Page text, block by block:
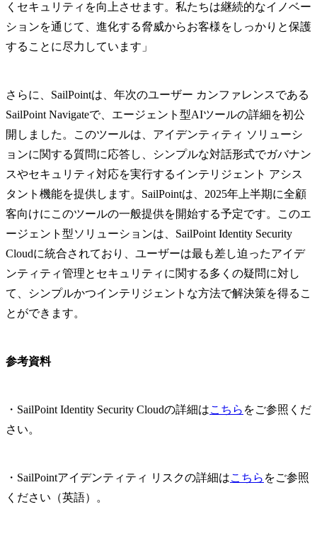
くセキュリティを向上させます。私たちは継続的なイノベー
ションを通じて、進化する脅威からお客様をしっかりと保護
することに尽力しています」
さらに、SailPointは、年次のユーザー カンファレンスである
SailPoint Navigateで、エージェント型AIツールの詳細を初公
開しました。このツールは、アイデンティティ ソリューシ
ョンに関する質問に応答し、シンプルな対話形式でガバナン
スやセキュリティ対応を実行するインテリジェント アシス
タント機能を提供します。SailPointは、2025年上半期に全顧
客向けにこのツールの一般提供を開始する予定です。このエ
ージェント型ソリューションは、SailPoint Identity Security
Cloudに統合されており、ユーザーは最も差し迫ったアイデ
ンティティ管理とセキュリティに関する多くの疑問に対し
て、シンプルかつインテリジェントな方法で解決策を得るこ
とができます。
参考資料
・SailPoint Identity Security Cloudの詳細はこちら をご参照くだ
さい。
・SailPointアイデンティティ リスクの詳細はこちら をご参照
ください（英語）。